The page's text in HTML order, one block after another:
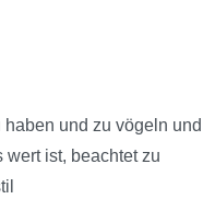
und zu vögeln und
ist, beachtet zu